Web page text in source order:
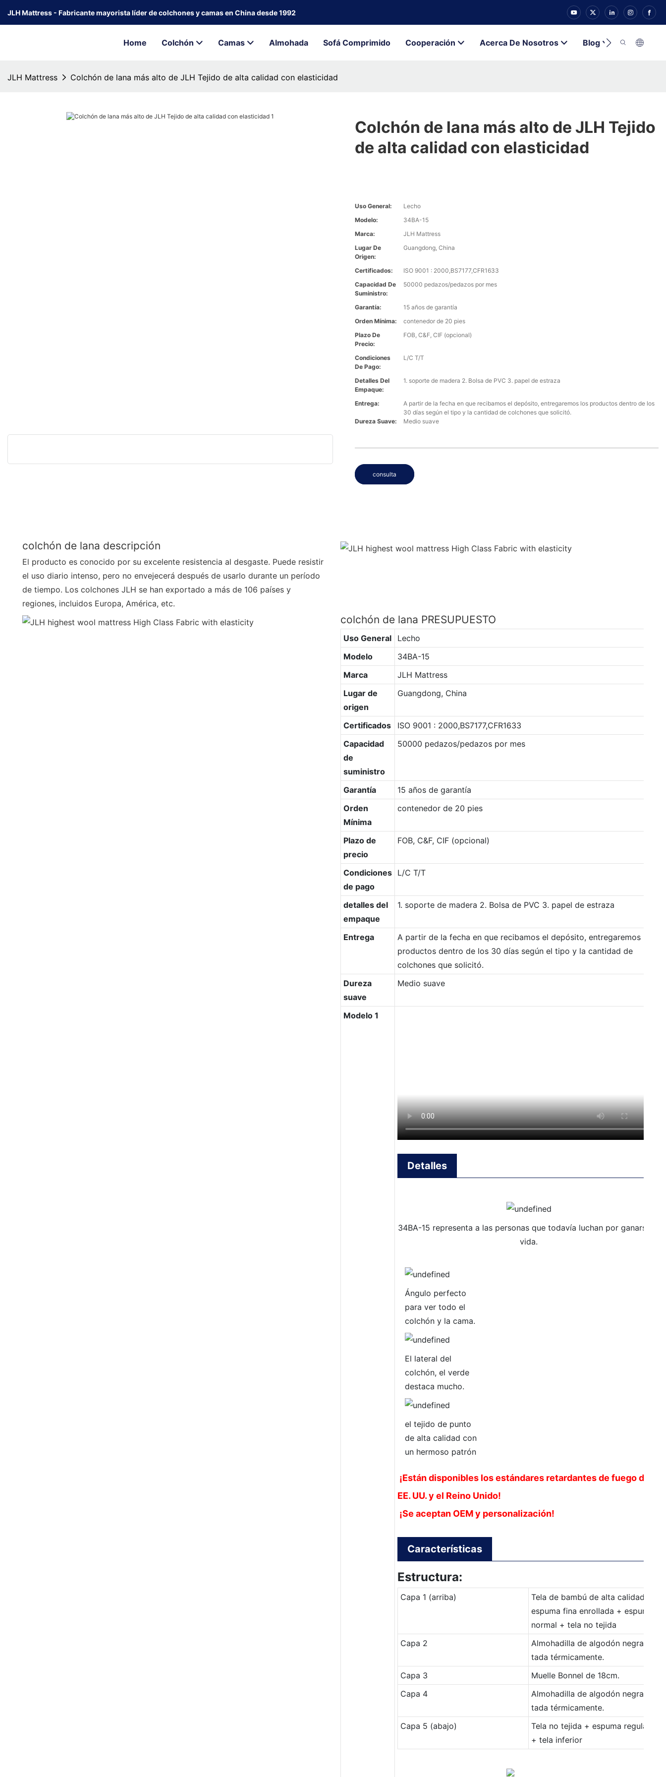
JLH Mattress - Fabricante mayorista líder de colchones y camas en China desde 1992
Home Colchón Camas Almohada Sofá Comprimido Cooperación Acerca De Nosotros Blog Contacto
JLH Mattress Colchón de lana más alto de JLH Tejido de alta calidad con elasticidad
Colchón de lana más alto de JLH Tejido
de alta calidad con elasticidad
Uso General:
Lecho
Modelo:
34BA-15
Marca:
JLH Mattress
Lugar De
Origen:
Guangdong, China
Certificados:
ISO 9001 : 2000,BS7177,CFR1633
Capacidad De
Suministro:
50000 pedazos/pedazos por mes
Garantía:
15 años de garantía
Orden Mínima:
contenedor de 20 pies
Plazo De
Precio:
FOB, C&F, CIF (opcional)
Condiciones
De Pago:
L/C T/T
Detalles Del
Empaque:
1. soporte de madera 2. Bolsa de PVC 3. papel de estraza
Entrega:
A partir de la fecha en que recibamos el depósito, entregaremos los productos dentro de los
30 días según el tipo y la cantidad de colchones que solicitó.
Dureza Suave:
Medio suave
consulta
colchón de lana descripción
El producto es conocido por su excelente resistencia al desgaste. Puede resistir
el uso diario intenso, pero no envejecerá después de usarlo durante un período
de tiempo. Los colchones JLH se han exportado a más de 106 países y
regiones, incluidos Europa, América, etc.
colchón de lana PRESUPUESTO
Uso General
Lecho
Modelo
34BA-15
Marca
JLH Mattress
Lugar de
origen
Guangdong, China
Certificados
ISO 9001 : 2000,BS7177,CFR1633
Capacidad
de
suministro
50000 pedazos/pedazos por mes
Garantía
15 años de garantía
Orden
Mínima
contenedor de 20 pies
Plazo de
precio
FOB, C&F, CIF (opcional)
Condiciones
de pago
L/C T/T
detalles del
empaque
1. soporte de madera 2. Bolsa de PVC 3. papel de estraza
Entrega
A partir de la fecha en que recibamos el depósito, entregaremos los
productos dentro de los 30 días según el tipo y la cantidad de
colchones que solicitó.
Dureza
suave
Medio suave
Modelo 1
Detalles
34BA-15 representa a las personas que todavía luchan por ganarse la
vida.
Ángulo perfecto
para ver todo el
colchón y la cama.
El lateral del
colchón, el verde
destaca mucho.
el tejido de punto
de alta calidad con
un hermoso patrón
¡Están disponibles los estándares retardantes de fuego de
EE. UU. y el Reino Unido!
¡Se aceptan OEM y personalización!
Características
Estructura:
Capa 1 (arriba)
Tela de bambú de alta calidad +
espuma fina enrollada + espuma
normal + tela no tejida
Capa 2
Almohadilla de algodón negra tra
tada térmicamente.
Capa 3
Muelle Bonnel de 18cm.
Capa 4
Almohadilla de algodón negra tra
tada térmicamente.
Capa 5 (abajo)
Tela no tejida + espuma regular
+ tela inferior